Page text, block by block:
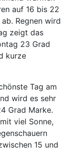
auf 16 bis 22
Regnen wird
zeigt das
23 Grad
kurze
Tag am
wird es sehr
Grad Marke.
viel Sonne,
15 und